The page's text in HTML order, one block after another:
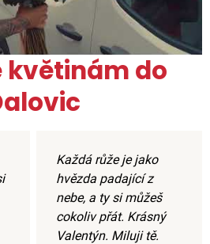
květinám do
Každá růže je jako
hvězda padající z
nebe, a ty si můžeš
cokoliv přát. Krásný
Valentýn. Miluji tě.